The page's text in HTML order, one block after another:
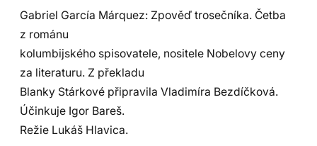
Gabriel García Márquez: Zpověď trosečníka. Četba
z románu
kolumbijského spisovatele, nositele Nobelovy ceny
za literaturu. Z překladu
Blanky Stárkové připravila Vladimíra Bezdíčková.
Účinkuje Igor Bareš.
Režie Lukáš Hlavica.